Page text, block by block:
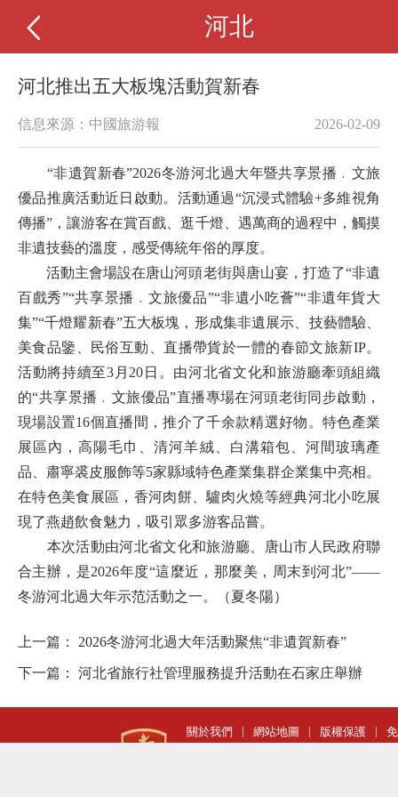
河北
河北推出五大板塊活動賀新春
信息來源：中國旅游報 2026-02-09
“非遺賀新春”2026冬游河北過大年暨共享景播﹒文旅
優品推廣活動近日啟動。活動通過“沉浸式體驗+多維視角
傳播”，讓游客在賞百戲、逛千燈、遇萬商的過程中，觸摸
非遺技藝的溫度，感受傳統年俗的厚度。
活動主會場設在唐山河頭老街與唐山宴，打造了“非遺
百戲秀”“共享景播﹒文旅優品”“非遺小吃薈”“非遺年貨大
集”“千燈耀新春”五大板塊，形成集非遺展示、技藝體驗、
美食品鑒、民俗互動、直播帶貨於一體的春節文旅新IP。
活動將持續至3月20日。由河北省文化和旅游廳牽頭組織
的“共享景播﹒文旅優品”直播專場在河頭老街同步啟動，
現場設置16個直播間，推介了千余款精選好物。特色產業
展區內，高陽毛巾、清河羊絨、白溝箱包、河間玻璃產
品、肅寧裘皮服飾等5家縣域特色產業集群企業集中亮相。
在特色美食展區，香河肉餅、驢肉火燒等經典河北小吃展
現了燕趙飲食魅力，吸引眾多游客品嘗。
本次活動由河北省文化和旅游廳、唐山市人民政府聯
合主辦，是2026年度“這麼近，那麼美，周末到河北”——
冬游河北過大年示范活動之一。（夏冬陽）
上一篇： 2026冬游河北過大年活動聚焦“非遺賀新春”
下一篇： 河北省旅行社管理服務提升活動在石家庄舉辦